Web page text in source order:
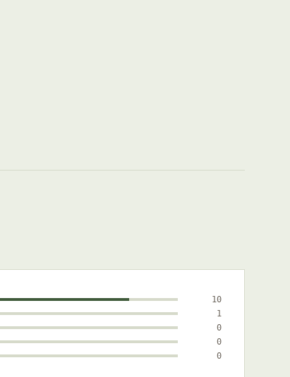
10
1
0
0
0